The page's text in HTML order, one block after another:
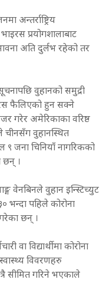
अन्तर्राष्ट्रिय
प्रयोगशालाबाट
अति दुर्लभ रहेको तर
वुहानको समुद्री
फैलिएको हुन सक्ने
गरेर अमेरिकाका वरिष्ठ
चीनसँग वुहानस्थित
९ जना चिनियाँ नागरिकको
छन् ।
वेनबिनले वुहान इन्स्टिच्युट
भन्दा पहिले कोरोना
छन् ।
वा विद्यार्थीमा कोरोना
विवरणहरु
सीमित गरिने भएकाले